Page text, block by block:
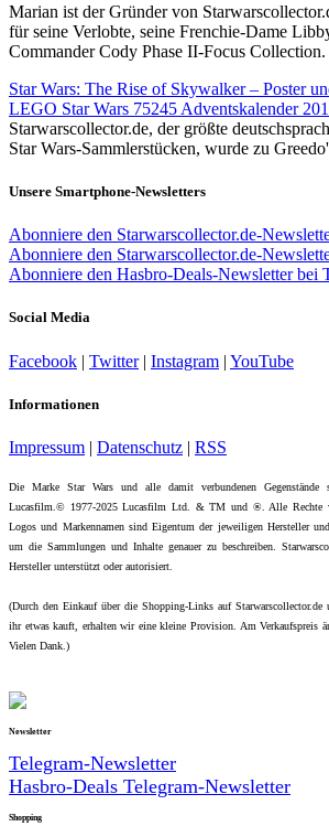
Marian ist der Gründer von
für seine Verlobte, seine Frenchie-Dame
Commander Cody Phase II-Focus Collection.
Star Wars: The Rise of Skywalker – Poster
LEGO Star Wars 75245 Adventskalender
Starwarscollector.de, der größte
Star Wars-Sammlerstücken, wurde zu
Unsere Smartphone-Newsletters
Abonniere den Starwarscollector.de-
Abonniere den Starwarscollector.de-
Abonniere den Hasbro-Deals-Newsletter bei
Social Media
Facebook | Twitter| Instagram | YouTube
Informationen
Impressum | Datenschutz | RSS
Die Marke Star Wars und alle damit verbundenen
Lucasfilm.© 1977-2025 Lucasfilm Ltd. & TM und ®. Alle Rechte
Logos und Markennamen sind Eigentum der jeweiligen Hersteller
um die Sammlungen und Inhalte genauer zu beschreiben.
Hersteller unterstützt oder autorisiert.
(Durch den Einkauf über die Shopping-Links auf Starwarscollector.de
ihr etwas kauft, erhalten wir eine kleine Provision. Am Verkaufspreis
Vielen Dank.)
Newsletter
Telegram-Newsletter
Hasbro-Deals Telegram-Newsletter
Shopping